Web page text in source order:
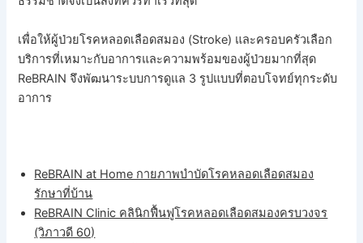
เพื่อให้ผู้ป่วยโรคหลอดเลือดสมอง (Stroke) และครอบครัวเลือก
บริการที่เหมาะกับอาการและความพร้อมของผู้ป่วยมากที่สุด
ReBRAIN จึงพัฒนาระบบการดูแล 3 รูปแบบที่ตอบโจทย์ทุกระดับ
อาการ
ReBRAIN at Home กายภาพบำบัดโรคหลอดเลือดสมอง
รักษาที่บ้าน
ReBRAIN Clinic คลินิกฟื้นฟูโรคหลอดเลือดสมองครบวงจร
(วิภาวดี 60)